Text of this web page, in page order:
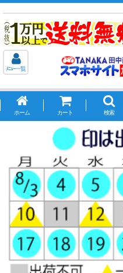
ﾒﾆｭｰ一覧
ホーム カート 検索